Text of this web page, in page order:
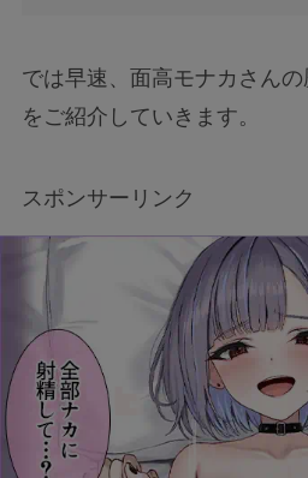
では早速、面高モナカさんの
をご紹介していきます。
スポンサーリンク